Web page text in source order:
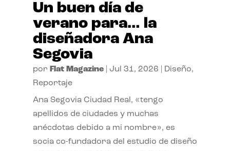
Un buen día de
verano para… la
diseñadora Ana
Segovia
por Flat Magazine| Jul 31, 2026 Diseño,
Reportaje
Ana Segovia Ciudad Real, «tengo
apellidos de ciudades y muchas
anécdotas debido a mi nombre», es
socia co-fundadora del estudio de diseño